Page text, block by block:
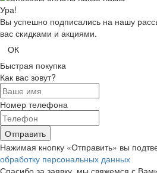
Ура!
Вы успешно подписались на нашу
вас скидками и акциями.
ОК
Быстрая покупка
Как вас зовут?
Номер телефона
Отправить
Нажимая кнопку «Отправить» вы
обработку персональных данных
Спасибо за заявку, мы свяжемся с